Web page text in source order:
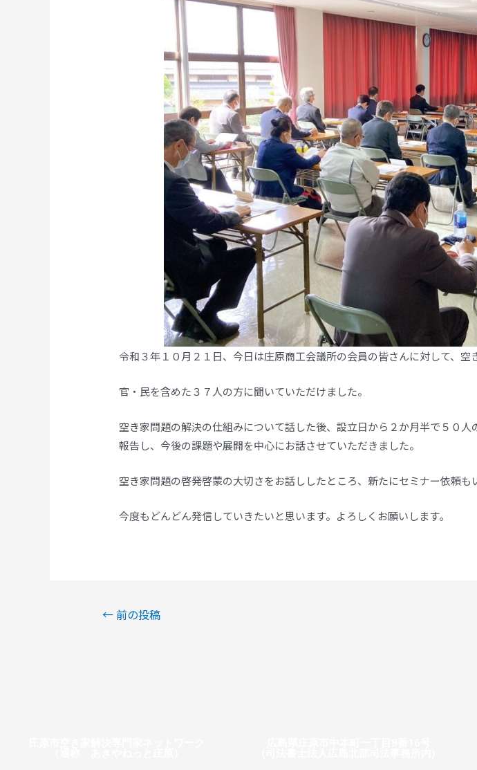
令和３年１０月２１日、今日は庄原商工会議所の会員の皆さんに対して、空
官・民を含めた３７人の方に聞いていただけました。
空き家問題の解決の仕組みについて話した後、設立日から２か月半で５０
報告し、今後の課題や展開を中心にお話させていただきました。
空き家問題の啓発啓蒙の大切さをお話ししたところ、新たにセミナー依頼も
今度もどんどん発信していきたいと思います。よろしくお願いします。
←前の投稿